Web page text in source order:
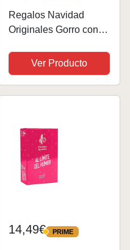
Regalos Navidad
Originales Gorro con
Originales para
Hombre Mujer Amigas
Personalizados
Regalos,...
Ver Producto
14,49€ PRIME
PRIME